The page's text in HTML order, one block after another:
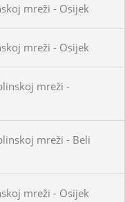
mreži - Osijek
mreži - Osijek
mreži -
mreži - Beli
mreži - Osijek